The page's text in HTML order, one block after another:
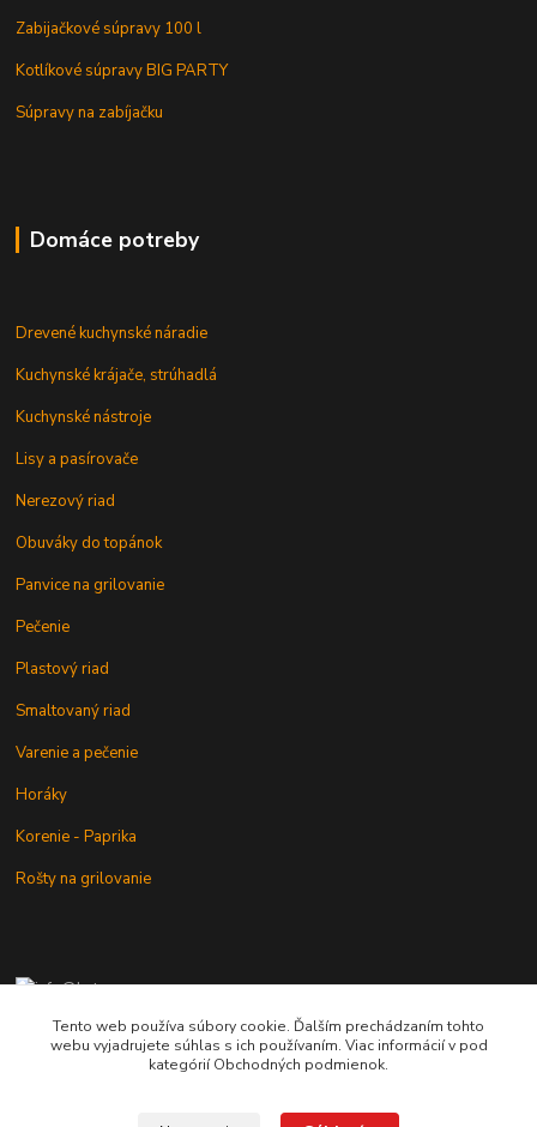
Zabijačkové súpravy 100 l
Kotlíkové súpravy BIG PARTY
Súpravy na zabíjačku
Domáce potreby
Drevené kuchynské náradie
Kuchynské krájače, strúhadlá
Kuchynské nástroje
Lisy a pasírovače
Nerezový riad
Obuváky do topánok
Panvice na grilovanie
Pečenie
Plastový riad
Smaltovaný riad
Varenie a pečenie
Horáky
Korenie - Paprika
Rošty na grilovanie
+421 902 212 007
od 8:00 - do 16:00 hod
Tento web používa súbory cookie. Ďalším prechádzaním tohto
webu vyjadrujete súhlas s ich používaním. Viac informácií v pod
kategórií Obchodných podmienok.